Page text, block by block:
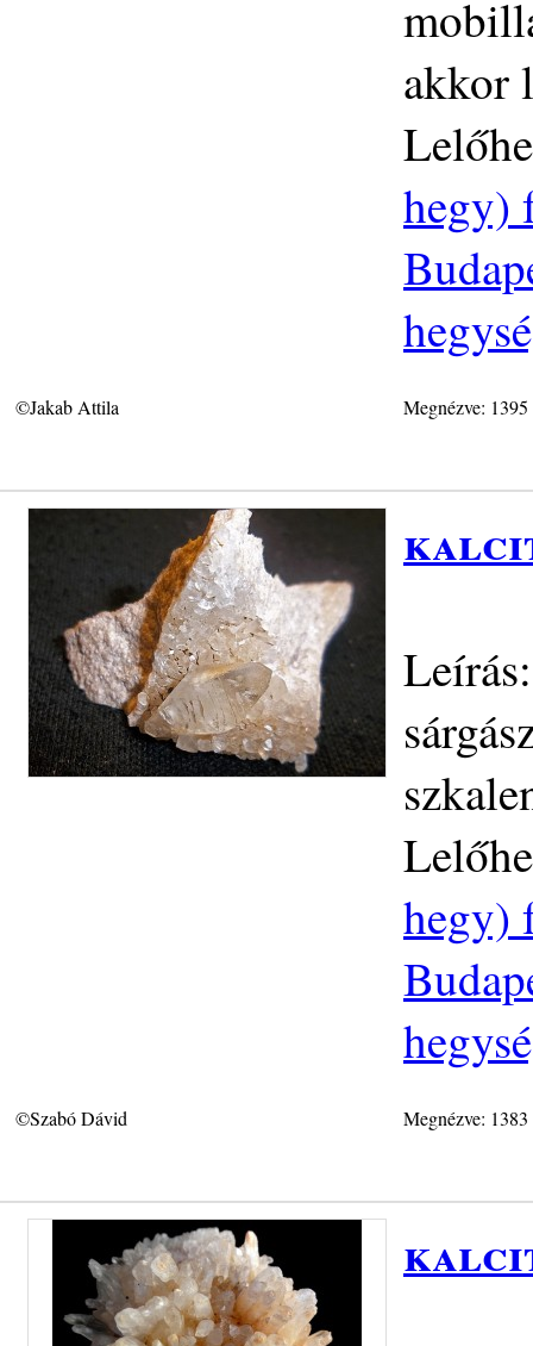
akkor
hegy)
©Jakab Attila Megnézve:
hegy)
©Szabó Dávid Megnézve: